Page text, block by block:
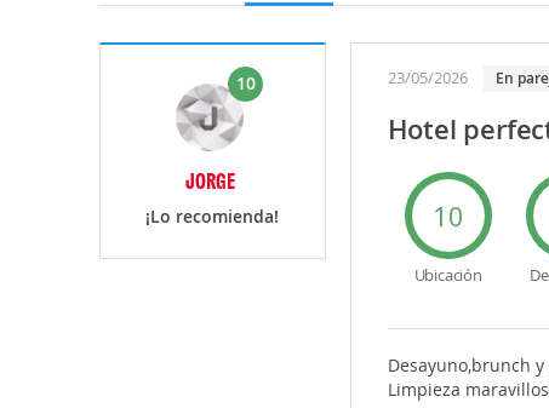
10
JORGE
¡Lo recomienda!
23/05/2026 En
Hotel
10
Ubicación
Desayuno,brunch
Limpieza